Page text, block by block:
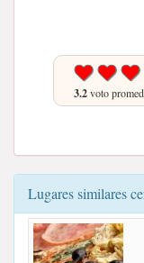
3.2voto
Lugares similares